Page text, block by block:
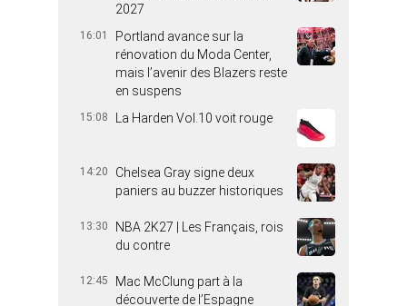
2027
16:01
Portland avance sur la
rénovation du Moda Center,
mais l’avenir des Blazers reste
en suspens
15:08 La Harden Vol.10 voit rouge
14:20
Chelsea Gray signe deux
paniers au buzzer historiques
13:30
NBA 2K27 | Les Français, rois
du contre
12:45
Mac McClung part à la
découverte de l’Espagne